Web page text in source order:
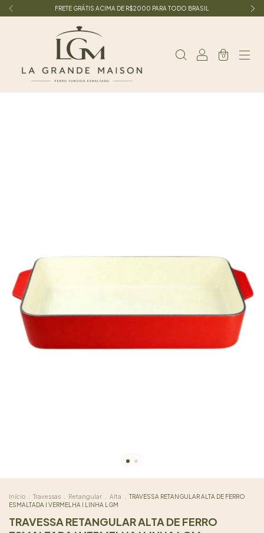
FRETE GRÁTIS ACIMA DE R$2000 PARA TODO BRASIL
0
Início Travessas Retangular Alta
TRAVESSA RETANGULAR ALTA DE FERRO
ESMALTADA I VERMELHA I LINHA LGM
TRAVESSA RETANGULAR ALTA DE FERRO